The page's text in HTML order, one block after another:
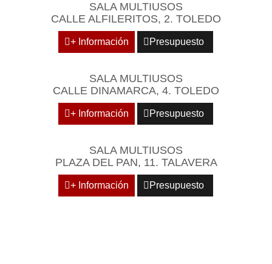
SALA MULTIUSOS
CALLE ALFILERITOS, 2. TOLEDO
+ Información Presupuesto
SALA MULTIUSOS
CALLE DINAMARCA, 4. TOLEDO
+ Información Presupuesto
SALA MULTIUSOS
PLAZA DEL PAN, 11. TALAVERA
+ Información Presupuesto